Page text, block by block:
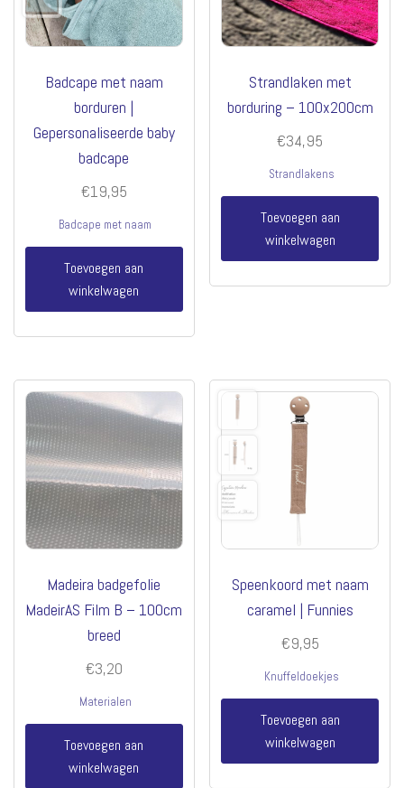
Badcape met naam
borduren |
Gepersonaliseerde baby
badcape
€19,95
Badcape met naam
Toevoegen aan
winkelwagen
Strandlaken met
borduring – 100x200cm
€34,95
Strandlakens
Toevoegen aan
winkelwagen
Madeira badgefolie
MadeirAS Film B – 100cm
breed
€3,20
Materialen
Toevoegen aan
winkelwagen
Speenkoord met naam
caramel | Funnies
€9,95
Knuffeldoekjes
Toevoegen aan
winkelwagen